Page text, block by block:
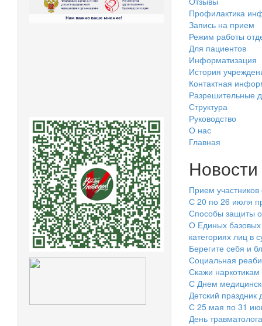
Профилактика
Запись на прием
Режим работы
Для пациентов
Информатизация
История
Контактная
Разрешительные
Структура
Руководство
О нас
Главная
Новости
Прием
С 20 по 26 июля
Способы защиты
О Единых
категориях лиц в
Берегите себя и
Социальная
Скажи
С Днем
Детский праздник
С 25 мая по 31
День травматолога